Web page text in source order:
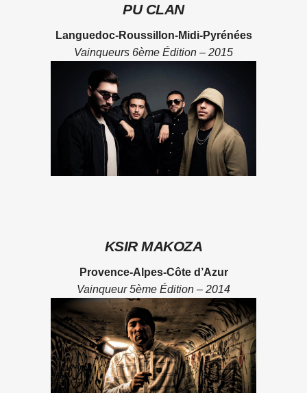
PU CLAN
Languedoc-Roussillon-Midi-Pyrénées
Vainqueurs 6ème Édition – 2015
KSIR MAKOZA
Provence-Alpes-Côte d’Azur
Vainqueur 5ème Édition – 2014